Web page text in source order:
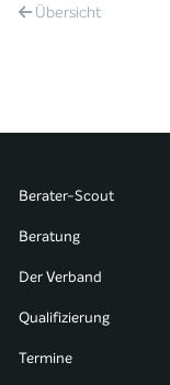
Übersicht
Berater-Scout
Beratung
Der Verband
Qualifizierung
Termine